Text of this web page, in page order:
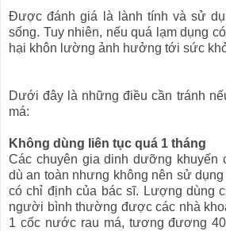
Được đánh giá là lành tính và sử
sống. Tuy nhiên, nếu quá lạm dụng
hại khôn lường ảnh hưởng tới sức
Dưới đây là những điều cần tránh
má:
Không dùng liên tục quá 1 tháng
Các chuyên gia dinh dưỡng khuyến
dù an toàn nhưng không nên sử
có chỉ định của bác sĩ. Lượng dùng
người bình thường được các nhà
1 cốc nước rau má, tương đương